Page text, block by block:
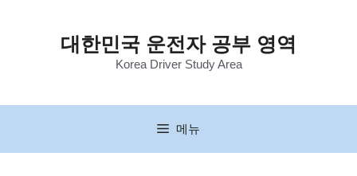
너
대한민국 운전자 공부 영역
Korea Driver Study Area
메뉴